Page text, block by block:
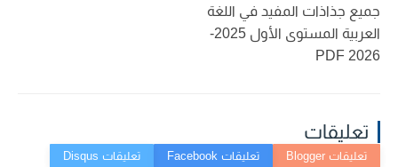
جميع جذاذات المفيد في اللغة
العربية المستوى الأول 2025-
2026 PDF
تعليقات